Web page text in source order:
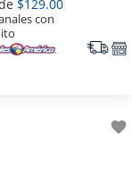
$129.00
con
favorite